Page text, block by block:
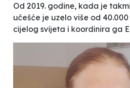
Od 2019. godine, kada je
učešće je uzelo više od
cijelog svijeta i koordinira ga